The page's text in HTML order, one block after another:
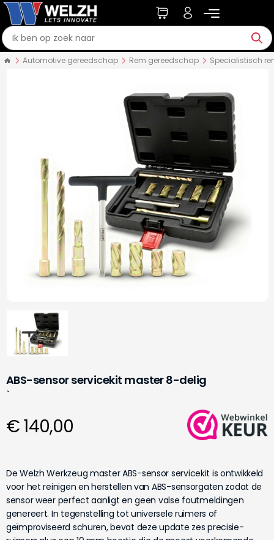
Automotive gereedschap Rem gereedschap Specialistisch
ABS-sensor servicekit master 8-delig
`
€ 140,00
De Welzh Werkzeug master ABS-sensor servicekit is ontwikkeld
voor het reinigen en herstellen van ABS-sensorgaten zodat de
sensor weer perfect aanligt en geen valse foutmeldingen
genereert. In tegenstelling tot universele ruimers of
geïmproviseerd schuren, bevat deze update zes precisie-